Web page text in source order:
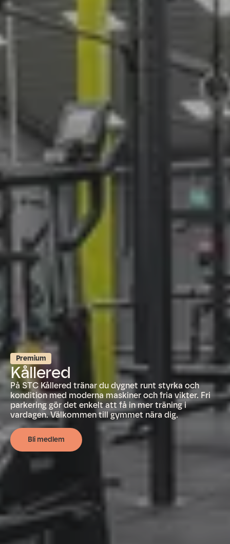
Premium
Kållered
På STC Kållered tränar du dygnet runt styrka och
kondition med moderna maskiner och fria vikter. Fri
parkering gör det enkelt att få in mer träning i
vardagen. Välkommen till gymmet nära dig.
Bli medlem